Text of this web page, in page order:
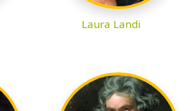
Laura Landi